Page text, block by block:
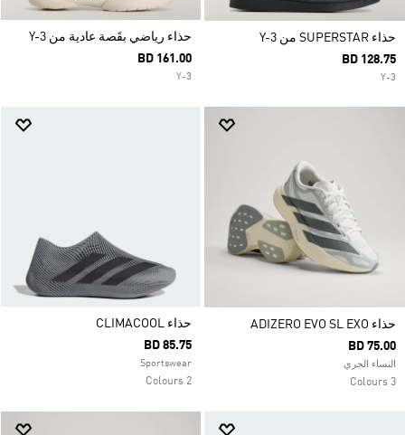
حذاء SUPERSTAR من Y-3
BD 128.75
Y-3
حذاء رياضي بقَصة عادية من Y-3
BD 161.00
Y-3
حذاء ADIZERO EVO SL EXO
BD 75.00
النساء الجري
3 Colours
حذاء CLIMACOOL
BD 85.75
Sportswear
2 Colours